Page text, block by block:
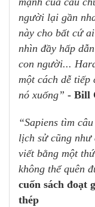
người lại gần
này cho bất cứ
nhìn đầy hấp
con người...
một cách dễ tiếp
nó xuống” - Bill
“Sapiens tìm
lịch sử cũng
viết bằng một
không thể quên
cuốn sách đoạt
thép